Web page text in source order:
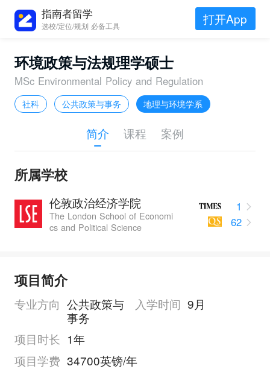
指南者留学
选校/定位/规划 必备工具 打开App
环境政策与法规理学硕士
MSc Environmental Policy and Regulation
社科 公共政策与事务 地理与环境学系
简介 课程 案例
所属学校
伦敦政治经济学院
The London School of Economi
cs and Political Science
1
62
项目简介
专业方向 公共政策与
事务
入学时间 9月
项目时长 1年
项目学费 34700英镑/年